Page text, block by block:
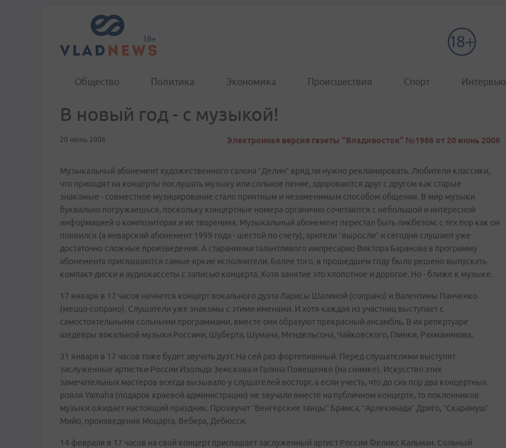
Общество Политика Экономика Происшествия Спорт Интервью
В новый год - с музыкой!
20 июнь 2006 Электронная версия газеты "Владивосток" №1966 от 20 июнь 2006
Музыкальный абонемент художественного салона “Делин” вряд ли нужно рекламировать. Любители классики,
что приходят на концерты послушать музыку или сольное пение, здороваются друг с другом как старые
знакомые - совместное музицирование стало приятным и незаменимым способом общения. В мир музыки
буквально погружаешься, поскольку концертные номера органично сочетаются с небольшой и интересной
информацией о композиторах и их творениях. Музыкальный абонемент перестал быть ликбезом: с тех пор как он
появился (а январский абонемент 1999 года - шестой по счету), зрители “выросли” и сегодня слушают уже
достаточно сложные произведения. А стараниями талантливого импресарио Виктора Баранова в программу
абонемента приглашаются самые яркие исполнители. Более того, в прошедшем году было решено выпускать
компакт-диски и аудиокассеты с записью концерта. Хотя занятие это хлопотное и дорогое. Но - ближе к музыке.
17 января в 17 часов начнется концерт вокального дуэта Ларисы Шалиной (сопрано) и Валентины Панченко
(меццо-сопрано). Слушатели уже знакомы с этими именами. И хотя каждая из участниц выступает с
самостоятельными сольными программами, вместе они образуют прекрасный ансамбль. В их репертуаре
шедевры вокальной музыки Россини, Шуберта, Шумана, Мендельсона, Чайковского, Глинки, Рахманинова.
31 января в 17 часов тоже будет звучать дуэт. На сей раз фортепианный. Перед слушателями выступят
заслуженные артистки России Изольда Земскова и Галина Повещенко (на снимке). Искусство этих
замечательных мастеров всегда вызывало у слушателей восторг, а если учесть, что до сих пор два концертных
рояля Yamaha (подарок краевой администрации) не звучали вместе на публичном концерте, то поклонников
музыки ожидает настоящий праздник. Прозвучат “Венгерские танцы” Брамса, “Арлекинада” Дриго, “Скарамуш”
Мийо, произведения Моцарта, Вебера, Дебюсси.
14 февраля в 17 часов на свой концерт приглашает заслуженный артист России Феликс Кальман. Сольный